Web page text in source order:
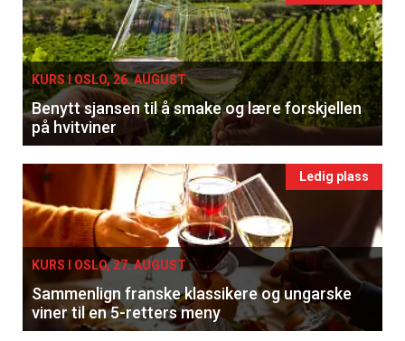
KURS I OSLO, 26. AUGUST
Benytt sjansen til å smake og lære forskjellen
på hvitviner
Ledig plass
KURS I OSLO, 27. AUGUST
Sammenlign franske klassikere og ungarske
viner til en 5-retters meny